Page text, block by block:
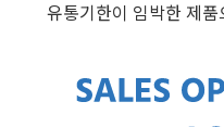
유통기한이 임박한 제